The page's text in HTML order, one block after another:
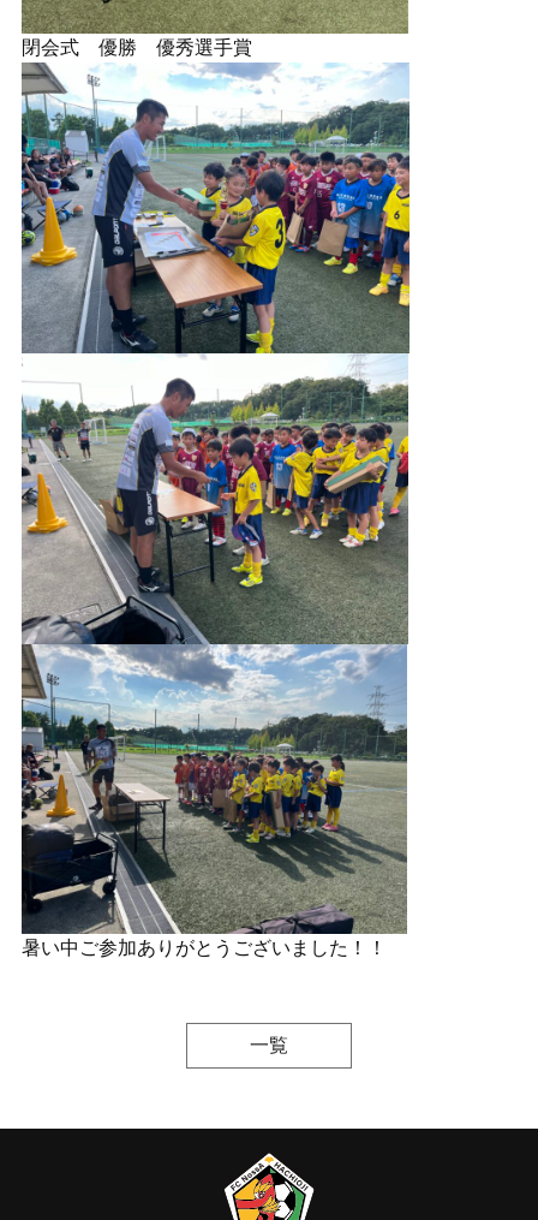
閉会式 優勝 優秀選手賞
暑い中ご参加ありがとうございました！！
一覧